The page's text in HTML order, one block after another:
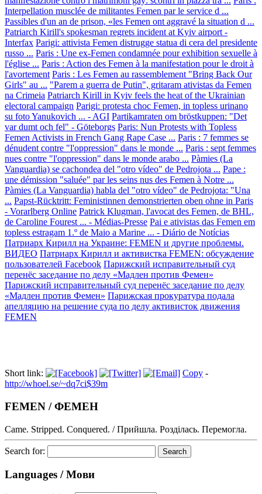
Interpellation musclée de militantes Femen par le service d ...
Passibles d'un an de prison, «les Femen ont aggravé la situation d ...
Patriarch Kirill's spokesman regrets incident at Kyiv airport -
Interfax Parigi: attivista Femen distrugge statua di cera del presidente
russo ... Paris : Une ex-Femen condamnée pour exhibition sexuelle à
l'église ... Paris : Action des Femen à la manifestation pour le droit à
l'avortement Paris : Les Femen au rassemblement "Bring Back Our
Girls" au ... "Parem a guerra de Putin", gritaram ativistas da Femen
na Crimeia Patriarch Kirill in Kyiv feels the heat of the Ukrainian
electoral campaign Parigi: protesta choc Femen, in topless urinano
su foto Yanukovich ... - AGI Partikamraten om bröstkuppen: "Det
var dumt och fel" - Göteborgs Paris: Nun Protests with Topless
Femen Activists in French Gang Rape Case ... Paris : 7 femmes se
dénudent contre "l'oppression" dans le monde ... Paris : sept femmes
nues contre "l'oppression" dans le monde arabo ... Pàmies (La
Vanguardia) se cachondea del "otro vídeo" de Pedrojota ... Pape :
une démission "saluée" par les seins nus des Femen à Notre ...
Pàmies (La Vanguardia) habla del "otro vídeo" de Pedrojota: "Una
... Papst-Rücktritt: Feministinnen demonstrierten oben ohne in Paris
- Vorarlberg Online Patrick Klugman, l'avocat des Femen, de BHL,
de Caroline Fourest ... - Médias-Presse Pai e ativistas das Femen em
topless estragam 1.º de Maio a Marine ... - Diário de Notícias
Патриарх Кирилл на Украине: FEMEN и другие проблемы.
ВИДЕО Патриарх Кирилл и активистка FEMEN: обсуждение
пользователей Facebook Парижский исправительный суд
перенёс заседание по делу «Мадлен против Фемен»
Парижский исправительный суд перенёс заседание по делу
«Мадлен против Фемен» Парижская прокуратура подала
апелляцию на решение суда по делу активисток движения
FEMEN
Short link: Copy -
http://whoel.se/~dq7ci$39m
FEMEN / ФЕМЕН
Came. Stripped. Conquered. / Прийшла. Розділась. Перемогла.
Search for:
Languages / Мови